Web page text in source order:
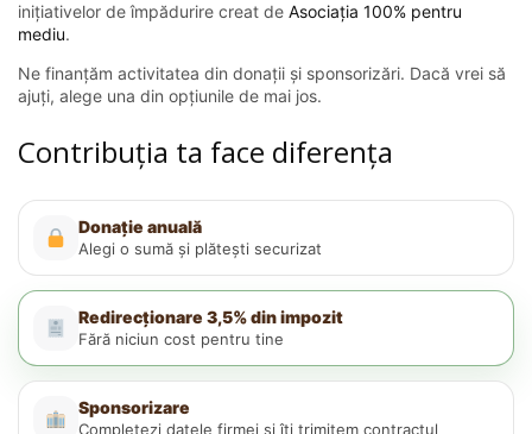
inițiativelor de împădurire creat de Asociația 100% pentru
mediu.
Ne finanțăm activitatea din donații și sponsorizări. Dacă vrei să
ajuți, alege una din opțiunile de mai jos.
Contribuția ta face diferența
Donație anuală
Alegi o sumă și plătești securizat
Redirecționare 3,5% din impozit
Fără niciun cost pentru tine
Sponsorizare
Completezi datele firmei și îți trimitem contractul